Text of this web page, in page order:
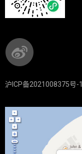
沪ICP备2021008375号-1